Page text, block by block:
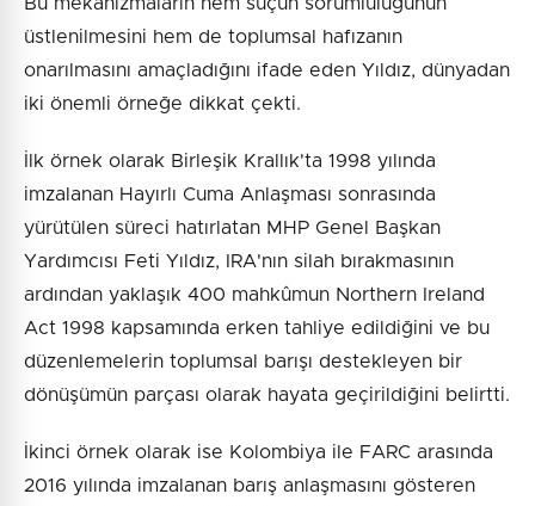
Bu mekanizmaların hem suçun sorumluluğunun
üstlenilmesini hem de toplumsal hafızanın
onarılmasını amaçladığını ifade eden Yıldız, dünyadan
iki önemli örneğe dikkat çekti.
İlk örnek olarak Birleşik Krallık'ta 1998 yılında
imzalanan Hayırlı Cuma Anlaşması sonrasında
yürütülen süreci hatırlatan MHP Genel Başkan
Yardımcısı Feti Yıldız, IRA'nın silah bırakmasının
ardından yaklaşık 400 mahkûmun Northern Ireland
Act 1998 kapsamında erken tahliye edildiğini ve bu
düzenlemelerin toplumsal barışı destekleyen bir
dönüşümün parçası olarak hayata geçirildiğini belirtti.
İkinci örnek olarak ise Kolombiya ile FARC arasında
2016 yılında imzalanan barış anlaşmasını gösteren